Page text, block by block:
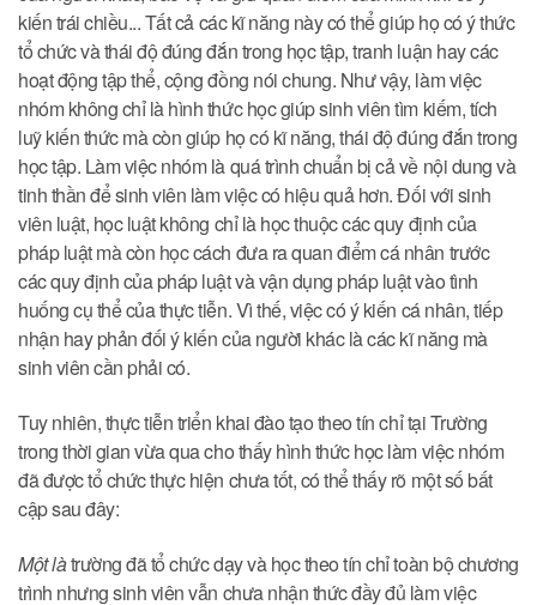
kiến trái chiều... Tất cả các kĩ năng này có thể giúp họ có ý thức
tổ chức và thái độ đúng đắn trong học tập, tranh luận hay các
hoạt động tập thể, cộng đồng nói chung. Như vậy, làm việc
nhóm không chỉ là hình thức học giúp sinh viên tìm kiếm, tích
luỹ kiến thức mà còn giúp họ có kĩ năng, thái độ đúng đắn trong
học tập. Làm việc nhóm là quá trình chuẩn bị cả về nội dung và
tinh thần để sinh viên làm việc có hiệu quả hơn. Đối với sinh
viên luật, học luật không chỉ là học thuộc các quy định của
pháp luật mà còn học cách đưa ra quan điểm cá nhân trước
các quy định của pháp luật và vận dụng pháp luật vào tình
huống cụ thể của thực tiễn. Vì thế, việc có ý kiến cá nhân, tiếp
nhận hay phản đối ý kiến của người khác là các kĩ năng mà
sinh viên cần phải có.
Tuy nhiên, thực tiễn triển khai đào tạo theo tín chỉ tại Trường
trong thời gian vừa qua cho thấy hình thức học làm việc nhóm
đã được tổ chức thực hiện chưa tốt, có thể thấy rõ một số bất
cập sau đây:
Một làtrường đã tổ chức dạy và học theo tín chỉ toàn bộ chương
trình nhưng sinh viên vẫn chưa nhận thức đầy đủ làm việc